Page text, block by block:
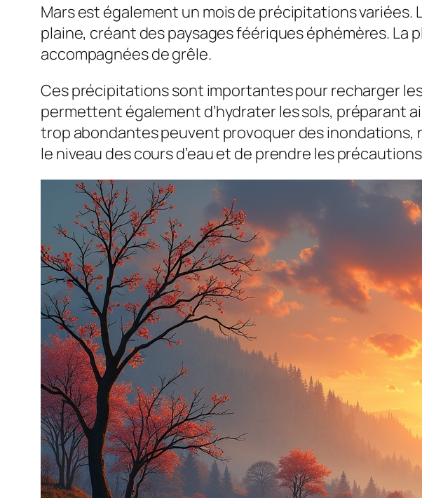
Mars est également un mois de précipitations
plaine, créant des paysages féériques éphémères.
accompagnées de grêle.
Ces précipitations sont importantes pour recharger
permettent également d’hydrater les sols, préparant
trop abondantes peuvent provoquer des inondations,
le niveau des cours d’eau et de prendre les